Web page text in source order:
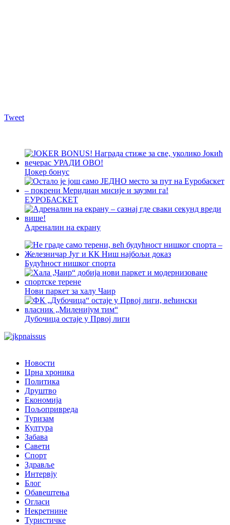
Tweet
Џокер бонус
ЕУРОБАСКЕТ
Адреналин на екрану
Будућност нишког спорта
Нови паркет за халу Чаир
Дубочица остаје у Првој лиги
Новости
Црна хроника
Политика
Друштво
Економија
Пољопривреда
Туризам
Култура
Забава
Савети
Спорт
Здравље
Интервју
Блог
Обавештења
Огласи
Некретнине
Туристичке